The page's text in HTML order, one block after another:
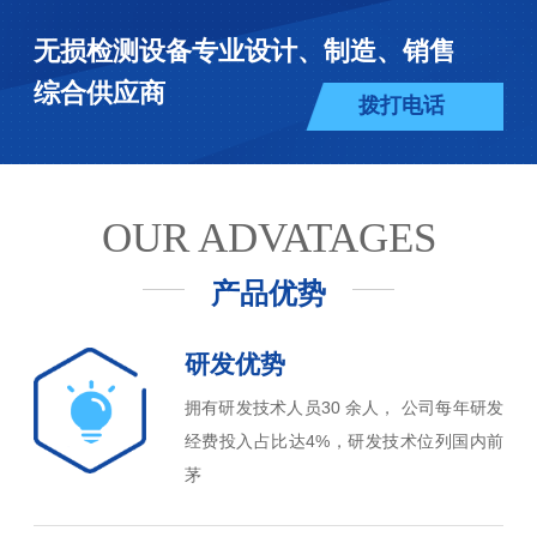
无损检测设备专业设计、制造、销售
综合供应商
拨打电话
OUR ADVATAGES
产品优势
研发优势
拥有研发技术人员30 余人， 公司每年研发
经费投入占比达4%，研发技术位列国内前
茅